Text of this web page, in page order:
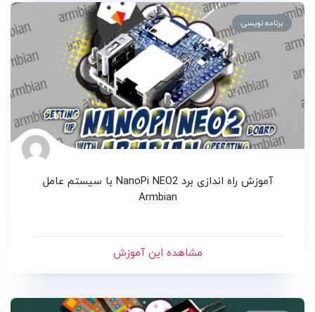
برنامه نویسی
آموزش راه اندازی برد NanoPi NEO2 با سیستم عامل
Armbian
مشاهده این آموزش